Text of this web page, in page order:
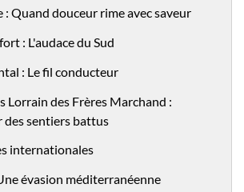
: Quand douceur rime avec saveur
: L'audace du Sud
: Le fil conducteur
Lorrain des Frères Marchand :
des sentiers battus
internationales
évasion méditerranéenne